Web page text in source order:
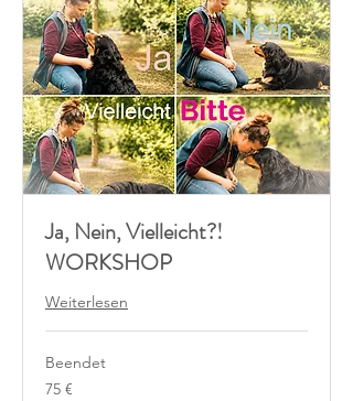
Ja, Nein, Vielleicht?!
WORKSHOP
Weiterlesen
Beendet
75
Euro
75 €